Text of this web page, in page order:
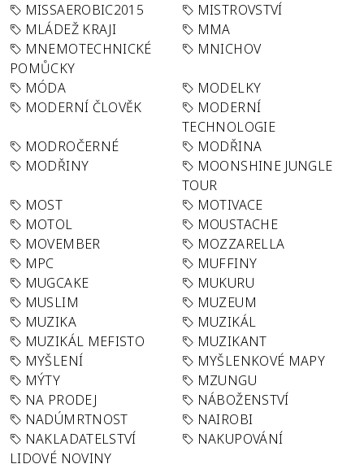
MISSAEROBIC2015
MISTROVSTVÍ
MLÁDEŽ KRAJI
MMA
MNEMOTECHNICKÉ
POMŮCKY
MNICHOV
MÓDA
MODELKY
MODERNÍ ČLOVĚK
MODERNÍ
TECHNOLOGIE
MODROČERNÉ
MODŘINA
MODŘINY
MOONSHINE JUNGLE
TOUR
MOST
MOTIVACE
MOTOL
MOUSTACHE
MOVEMBER
MOZZARELLA
MPC
MUFFINY
MUGCAKE
MUKURU
MUSLIM
MUZEUM
MUZIKA
MUZIKÁL
MUZIKÁL MEFISTO
MUZIKANT
MYŠLENÍ
MYŠLENKOVÉ MAPY
MÝTY
MZUNGU
NA PRODEJ
NÁBOŽENSTVÍ
NADÚMRTNOST
NAIROBI
NAKLADATELSTVÍ
LIDOVÉ NOVINY
NAKUPOVÁNÍ